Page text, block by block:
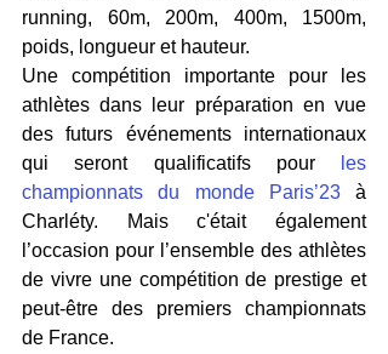
running, 60m, 200m, 400m, 1500m,
poids, longueur et hauteur.
Une compétition importante pour les
athlètes dans leur préparation en vue
des futurs événements internationaux
qui seront qualificatifs pour
les
championnats du monde Paris’23 à
Charléty. Mais c'était également
l’occasion pour l’ensemble des athlètes
de vivre une compétition de prestige et
peut-être des premiers championnats
de France.